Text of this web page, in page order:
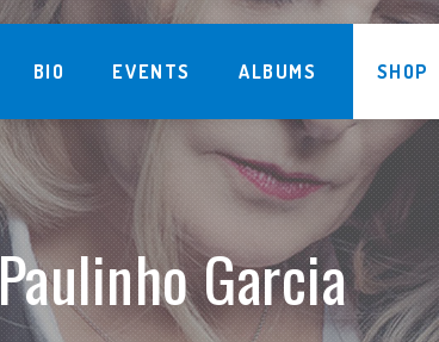
BIO EVENTS ALBUMS SHOP
Paulinho Garcia